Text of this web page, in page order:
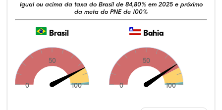
Igual ou acima da taxa do Brasil de 84,80% em 2025 e próximo
da meta do PNE de 100%
Brasil
0
50
100
Bahia
0
50
100